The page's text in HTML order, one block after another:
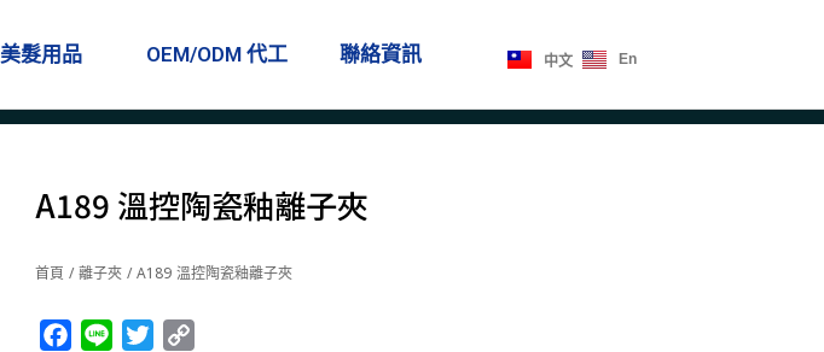
美髮用品 OEM/ODM 代工 聯絡資訊 中文 En
A189 溫控陶瓷釉離子夾
首頁 /離子夾/ A189 溫控陶瓷釉離子夾
Facebook
Line Twitter